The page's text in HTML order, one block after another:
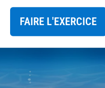
FAIRE L'EXERCICE